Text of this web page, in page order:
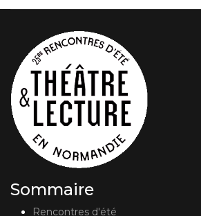
Sommaire
Rencontres d'été